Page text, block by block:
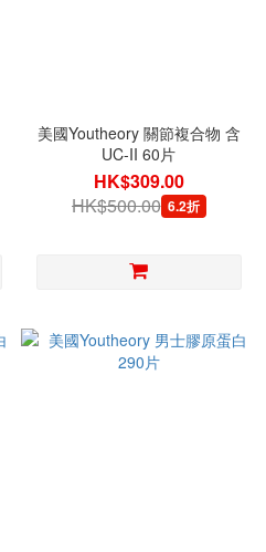
美國Youtheory 關節複合物 含
UC-II 60片
HK$309.00
HK$500.00 6.2折